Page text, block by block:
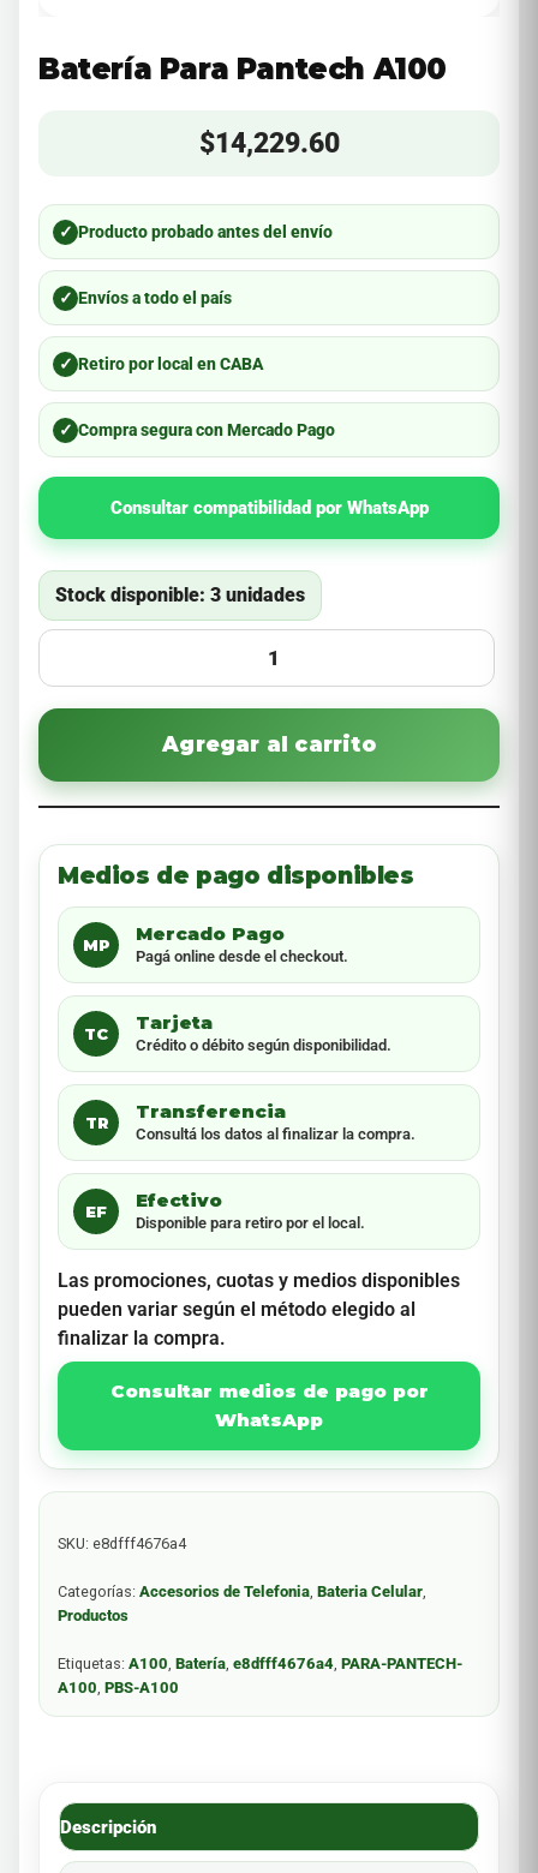
Batería Para Pantech A100
$14,229.60
✓ Producto probado antes del envío
✓ Envíos a todo el país
✓ Retiro por local en CABA
✓ Compra segura con Mercado Pago
Consultar compatibilidad por WhatsApp
Stock disponible: 3 unidades
Agregar al carrito
Medios de pago disponibles
MP
Mercado Pago
Pagá online desde el checkout.
TC
Tarjeta
Crédito o débito según disponibilidad.
TR
Transferencia
Consultá los datos al finalizar la compra.
EF
Efectivo
Disponible para retiro por el local.
Las promociones, cuotas y medios disponibles
pueden variar según el método elegido al
finalizar la compra.
Consultar medios de pago por
WhatsApp
SKU: e8dfff4676a4
Categorías: Accesorios de Telefonia, Bateria Celular,
Productos
Etiquetas: A100, Batería, e8dfff4676a4, PARA-PANTECH-
A100, PBS-A100
Descripción